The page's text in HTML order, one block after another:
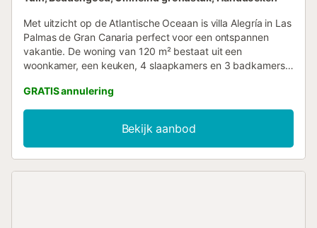
Met uitzicht op de Atlantische Oceaan is villa Alegría in Las
Palmas de Gran Canaria perfect voor een ontspannen
vakantie. De woning van 120 m² bestaat uit een
woonkamer, een keuken, 4 slaapkamers en 3 badkamers
Extra voorzieningen zijn Wi-Fi met een speciale werkruimte
voor thuiskantoor, een tv, een wasmachine en
strand-/badhanddoeken. Deze accommodatie biedt niet:
airconditioning. Deze vakantiewoning beschikt over een
eigen buitenruimte met een verwarmd zwembad,
GRATIS annulering
Bekijk aanbod